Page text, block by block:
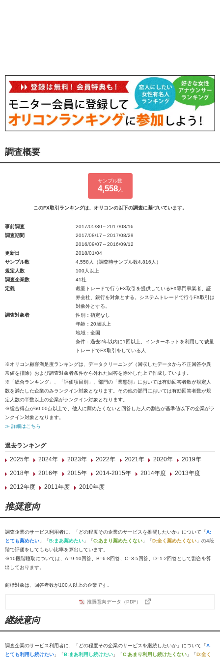
調査概要
サンプル数
4,558人
このFX取引ランキングは、オリコンの以下の調査に基づいています。
事前調査
2017/05/30～2017/08/16
調査期間
2017/08/17～2017/08/29
2016/09/07～2016/09/12
更新日
2018/01/04
サンプル数
4,558人（調査時サンプル数4,816人）
規定人数
100人以上
調査企業数
41社
定義
裁量トレードで行うFX取引を提供しているFX専門事業者、証
券会社、銀行を対象とする。システムトレードで行うFX取引は
対象外とする。
調査対象者
性別：指定なし
年齢：20歳以上
地域：全国
条件：過去2年以内に1回以上、インターネットを利用して裁量
トレードでFX取引をしている人
※オリコン顧客満足度ランキングは、データクリーニング（回収したデータから不正回答や異
常値を排除）および調査対象者条件から外れた回答を除外した上で作成しています。
※「総合ランキング」、「評価項目別」、部門の「業態別」においては有効回答者数が規定人
数を満たした企業のみランクイン対象となります。その他の部門においては有効回答者数が規
定人数の半数以上の企業がランクイン対象となります。
※総合得点が60.00点以上で、他人に薦めたくないと回答した人の割合が基準値以下の企業がラ
ンクイン対象となります。
≫ 詳細はこちら
過去ランキング
2025年
2024年 2023年 2022年 2021年 2020年
2019年
2018年
2016年 2015年 2014-2015年 2014年度
2013年度
2012年度
2011年度 2010年度
推奨意向
調査企業のサービス利用者に、「どの程度その企業のサービスを推奨したいか」について「A:
とても薦めたい 」「B:まあ薦めたい 」「C:あまり薦めたくない 」「D:全く薦めたくない 」の4段
階で評価をしてもらい比率を算出しています。
※10段階聴取については、A=9-10回答、B=6-8回答、C=3-5回答、D=1-2回答として割合を算
出しております。
商標対象は、回答者数が100人以上の企業です。
推奨意向データ（PDF）
継続意向
調査企業のサービス利用者に、「どの程度その企業のサービスを継続したいか」について「A:
とても利用し続けたい 」「B:まあ利用し続けたい 」「C:あまり利用し続けたくない 」「D:全く